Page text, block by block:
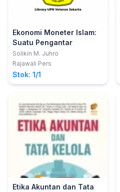
Ekonomi Moneter Islam:
Suatu Pengantar
Solikin M. Juhro
Rajawali Pers
Stok: 1/1
Etika Akuntan dan Tata